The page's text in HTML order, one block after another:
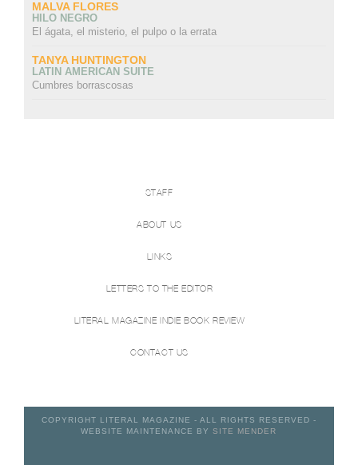
MALVA FLORES
HILO NEGRO
El ágata, el misterio, el pulpo o la errata
TANYA HUNTINGTON
LATIN AMERICAN SUITE
Cumbres borrascosas
STAFF
ABOUT US
LINKS
LETTERS TO THE EDITOR
LITERAL MAGAZINE INDIE BOOK REVIEW
CONTACT US
COPYRIGHT LITERAL MAGAZINE - ALL RIGHTS RESERVED -
WEBSITE MAINTENANCE BYSITE MENDER